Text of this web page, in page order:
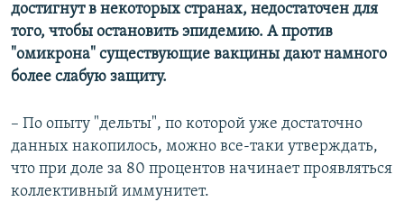
достигнут в некоторых странах, недостаточен для
того, чтобы остановить эпидемию. А против
"омикрона" существующие вакцины дают намного
более слабую защиту.
– По опыту "дельты", по которой уже достаточно
данных накопилось, можно все-таки утверждать,
что при доле за 80 процентов начинает проявляться
коллективный иммунитет.